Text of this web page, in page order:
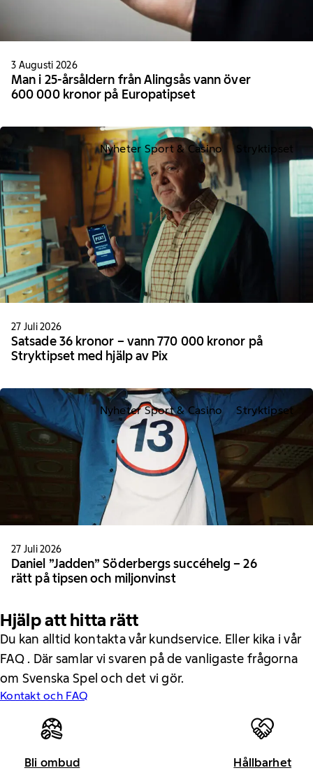
3 Augusti 2026
Man i 25-årsåldern från Alingsås vann över
600 000 kronor på Europatipset
Nyheter Sport & Casino Stryktipset
27 Juli 2026
Satsade 36 kronor – vann 770 000 kronor på
Stryktipset med hjälp av Pix
Nyheter Sport & Casino Stryktipset
27 Juli 2026
Daniel ”Jadden” Söderbergs succéhelg – 26
rätt på tipsen och miljonvinst
Hjälp att hitta rätt
Du kan alltid kontakta vår kundservice. Eller kika i vår
FAQ . Där samlar vi svaren på de vanligaste frågorna
om Svenska Spel och det vi gör.
Kontakt och FAQ
Bli ombud Hållbarhet